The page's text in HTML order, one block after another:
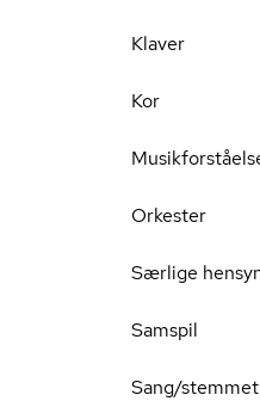
Klaver
Kor
Orkester
Særlige
Samspil
Sang/